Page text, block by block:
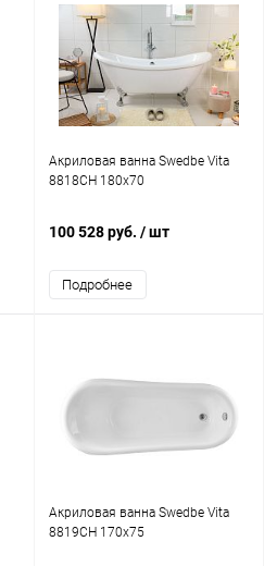
Акриловая ванна Swedbe Vita
8818CH 180x70
100 528 руб. / шт
Подробнее
Акриловая ванна Swedbe Vita
8819CH 170x75